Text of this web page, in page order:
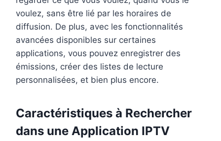
voulez, sans être lié par les horaires de
diffusion. De plus, avec les fonctionnalités
avancées disponibles sur certaines
applications, vous pouvez enregistrer des
émissions, créer des listes de lecture
personnalisées, et bien plus encore.
Caractéristiques à Rechercher
dans une Application IPTV